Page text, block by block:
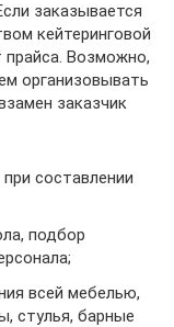
заказывается
кейтеринговой
прайса. Возможно,
организовывать
заказчик
составлении
подбор
всей мебелью,
стулья, барные